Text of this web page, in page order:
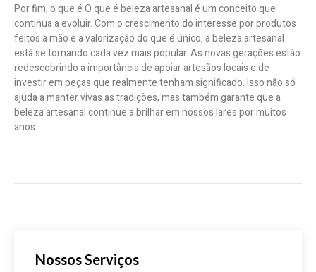
Por fim, o que é O que é beleza artesanal é um conceito que
continua a evoluir. Com o crescimento do interesse por produtos
feitos à mão e a valorização do que é único, a beleza artesanal
está se tornando cada vez mais popular. As novas gerações estão
redescobrindo a importância de apoiar artesãos locais e de
investir em peças que realmente tenham significado. Isso não só
ajuda a manter vivas as tradições, mas também garante que a
beleza artesanal continue a brilhar em nossos lares por muitos
anos.
Nossos Serviços